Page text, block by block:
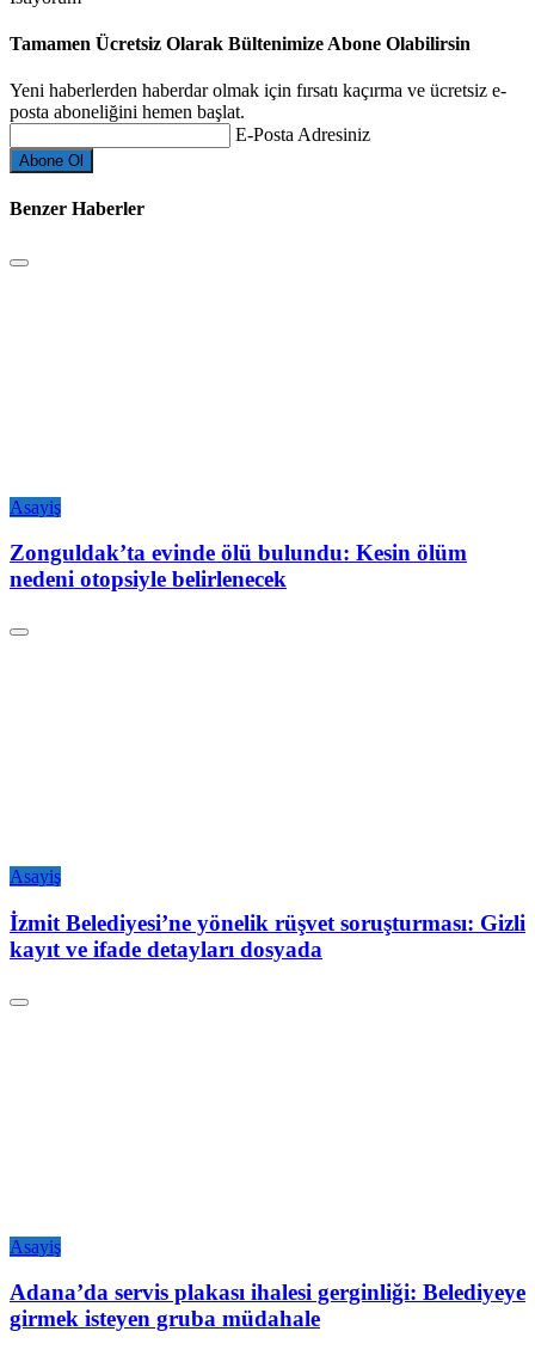
Tamamen Ücretsiz Olarak Bültenimize Abone Olabilirsin
Yeni haberlerden haberdar olmak için fırsatı kaçırma ve ücretsiz e-
posta aboneliğini hemen başlat.
E-Posta Adresiniz
Benzer Haberler
Asayiş
Zonguldak’ta evinde ölü bulundu: Kesin ölüm
nedeni otopsiyle belirlenecek
Asayiş
İzmit Belediyesi’ne yönelik rüşvet soruşturması: Gizli
kayıt ve ifade detayları dosyada
Asayiş
Adana’da servis plakası ihalesi gerginliği: Belediyeye
girmek isteyen gruba müdahale